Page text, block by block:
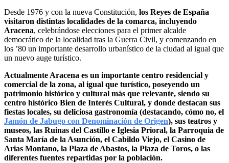
Desde 1976 y con la nueva Constitución, los Reyes de España
visitaron distintas localidades de la comarca, incluyendo
Aracena, celebrándose elecciones para el primer alcalde
democrático de la localidad tras la Guerra Civil, y comenzando en
los ’80 un importante desarrollo urbanístico de la ciudad al igual que
un nuevo auge turístico.
Actualmente Aracena es un importante centro residencial y
comercial de la zona, al igual que turístico, poseyendo un
patrimonio histórico y cultural más que relevante, siendo su
centro histórico Bien de Interés Cultural, y donde destacan sus
fiestas locales, su deliciosa gastronomía (destacando, cómo no, el
Jamón de Jabugo con Denominación de Origen), sus teatros y
museos, las Ruinas del Castillo e Iglesia Prioral, la Parroquia de
Santa María de la Asunción, el Cabildo Viejo, el Casino de
Arias Montano, la Plaza de Abastos, la Plaza de Toros, o las
diferentes fuentes repartidas por la población.